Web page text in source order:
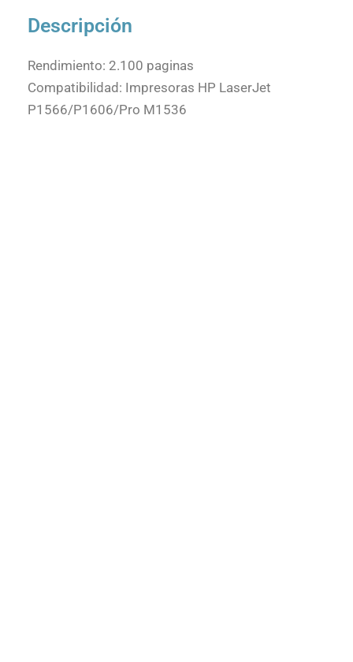
Descripción
Rendimiento: 2.100 paginas
Compatibilidad: Impresoras HP LaserJet
P1566/P1606/Pro M1536